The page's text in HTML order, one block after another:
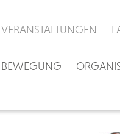
VERANSTALTUNGEN